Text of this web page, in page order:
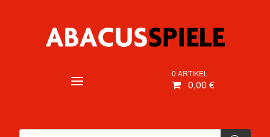
0 ARTIKEL
0,00 €
Products